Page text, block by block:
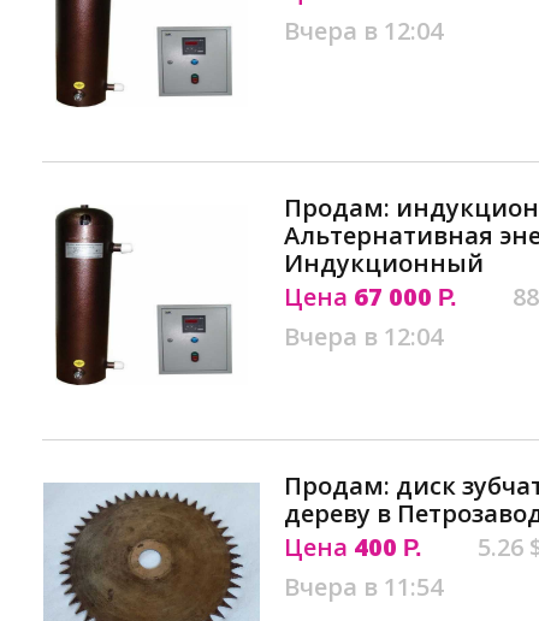
Вчера в 12:04
Продам:
Альтернативная
Индукционный
Цена 67 000 Р.
Вчера в 12:04
Продам: диск
дереву в
Цена 400 Р.
5.26
Вчера в 11:54